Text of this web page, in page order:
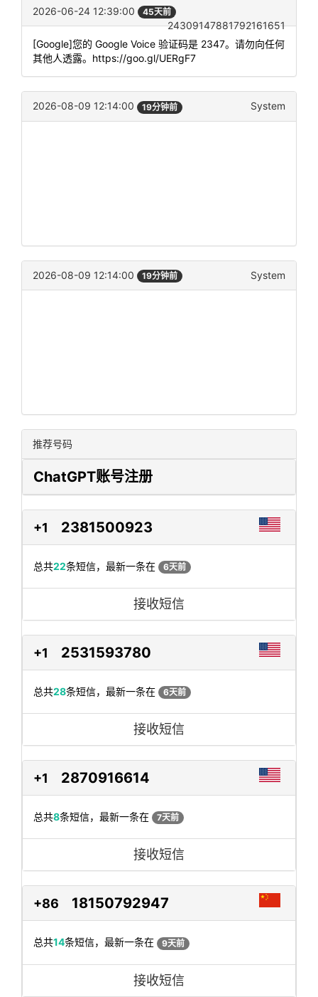
2026-06-24 12:39:00 45天前
24309147881792161651
[Google]您的 Google Voice 验证码是 2347。请勿向任何
其他人透露。https://goo.gl/UERgF7
2026-08-09 12:14:00 19分钟前 System
2026-08-09 12:14:00 19分钟前 System
推荐号码
ChatGPT账号注册
+1 2381500923
总共22条短信，最新一条在 6天前
接收短信
+1 2531593780
总共28条短信，最新一条在 6天前
接收短信
+1 2870916614
总共8条短信，最新一条在 7天前
接收短信
+86 18150792947
总共14条短信，最新一条在 9天前
接收短信